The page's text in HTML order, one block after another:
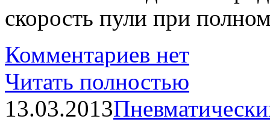
скорость пули при
Комментариев нет
Читать полностью
13.03.2013